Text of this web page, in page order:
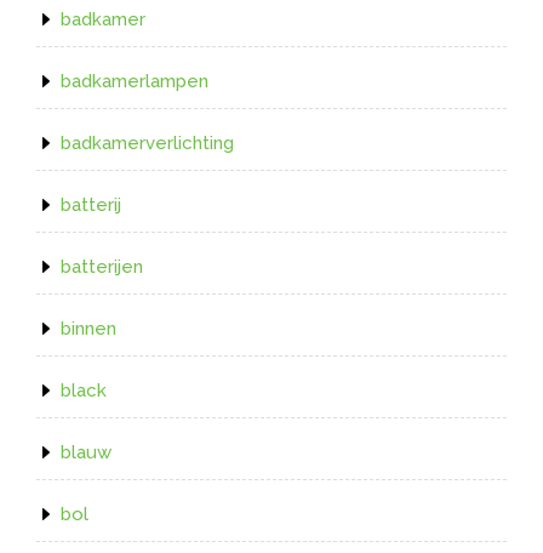
badkamer
badkamerlampen
badkamerverlichting
batterij
batterijen
binnen
black
blauw
bol